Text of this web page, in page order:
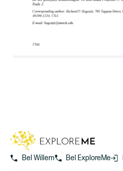
Bel Willem Bel ExploreMe